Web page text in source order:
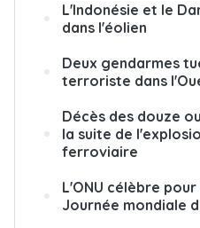
L'Indonésie et le
dans l'éolien
Deux gendarmes
terroriste dans
Décès des douze
la suite de
ferroviaire
L'ONU célèbre
Journée mondiale